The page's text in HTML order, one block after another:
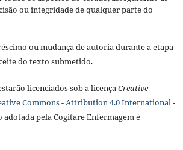
ou integridade de qualquer parte do
ou mudança de autoria durante a etapa
do texto submetido.
licenciados sob a licença Creative
Commons - Attribution 4.0 International -
pela Cogitare Enfermagem é